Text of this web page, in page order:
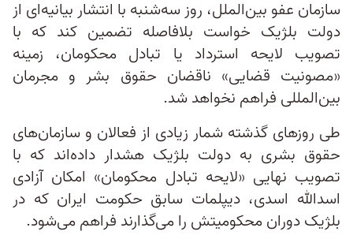
سازمان عفو بین‌الملل، روز سه‌شنبه با انتشار بیانیه‌ای از
دولت بلژیک خواست بلافاصله تضمین کند که با
تصویب لایحه استرداد یا تبادل محکومان، زمینه
«مصونیت قضایی» ناقضان حقوق بشر و مجرمان
بین‌المللی فراهم نخواهد شد.
طی روزهای گذشته شمار زیادی از فعالان و سازمان‌های
حقوق بشری به دولت بلژیک هشدار داده‌اند که با
تصویب نهایی «لایحه تبادل محکومان» امکان آزادی
اسد‌الله اسدی، دیپلمات سابق حکومت ایران که در
بلژیک دوران محکومیتش را می‌‌گذارند فراهم می‌شود.